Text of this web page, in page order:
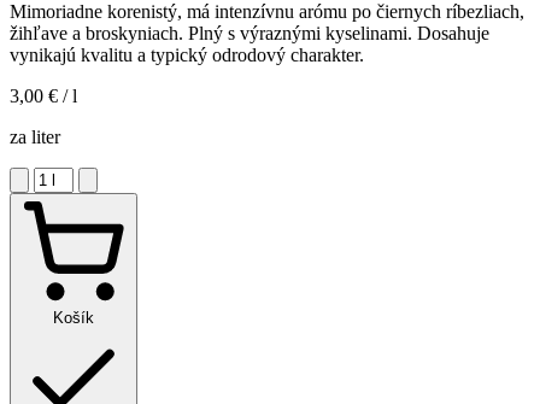
Mimoriadne korenistý, má intenzívnu arómu po čiernych ríbezliach,
žihľave a broskyniach. Plný s výraznými kyselinami. Dosahuje
vynikajú kvalitu a typický odrodový charakter.
3,00 € / l
za liter
Košík